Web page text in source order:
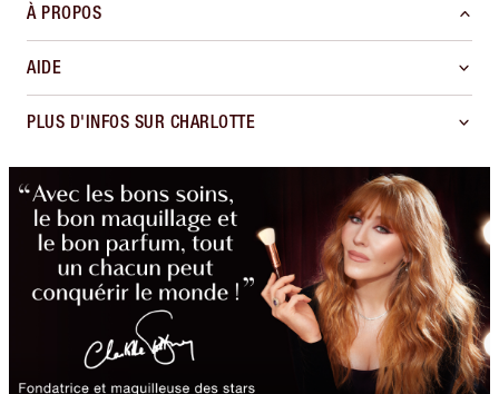
À PROPOS
AIDE
PLUS D'INFOS SUR CHARLOTTE